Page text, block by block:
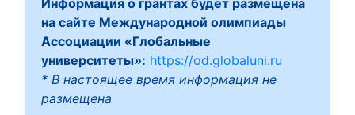
Информация о грантах будет размещена
на сайте Международной олимпиады
Ассоциации «Глобальные
университеты»: https://od.globaluni.ru
* В настоящее время информация не
размещена